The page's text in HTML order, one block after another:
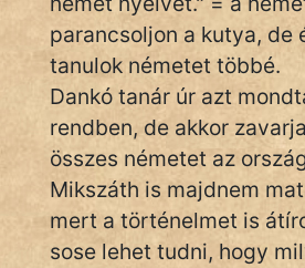
Tanmese
Vers
IRODALOM
SZÓLÁS
parancsoljon a kutya, de
tanulok németet többé.
Dankó tanár úr azt
rendben, de akkor
összes németet az
Mikszáth is majdnem
mert a történelmet is
sose lehet tudni, hogy